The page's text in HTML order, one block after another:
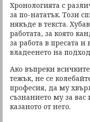
Хронологията с
за по-нататък. Този
някъде в текста.
работата, за която
за работа в пресата
владеенето на
Ако въпреки
тежък, не се
професия, да му
съзнанието му за вас
казаното от него.